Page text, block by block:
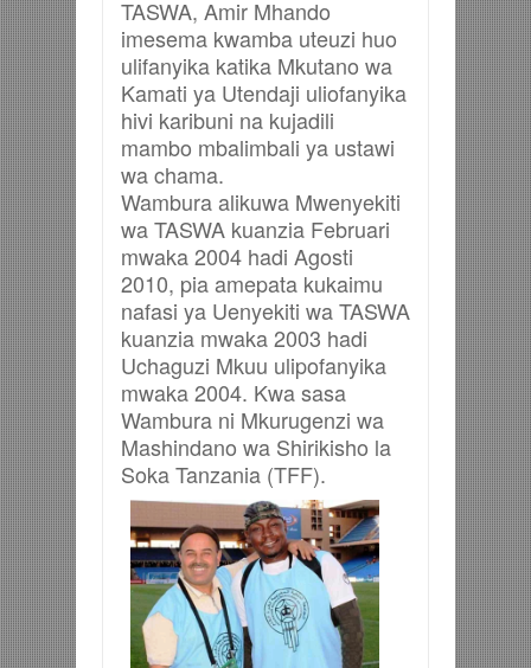
TASWA, Amir Mhando
imesema kwamba uteuzi huo
ulifanyika katika Mkutano wa
Kamati ya Utendaji uliofanyika
hivi karibuni na kujadili
mambo mbalimbali ya ustawi
wa chama.
Wambura alikuwa Mwenyekiti
wa TASWA kuanzia Februari
mwaka 2004 hadi Agosti
2010, pia amepata kukaimu
nafasi ya Uenyekiti wa TASWA
kuanzia mwaka 2003 hadi
Uchaguzi Mkuu ulipofanyika
mwaka 2004. Kwa sasa
Wambura ni Mkurugenzi wa
Mashindano wa Shirikisho la
Soka Tanzania (TFF).